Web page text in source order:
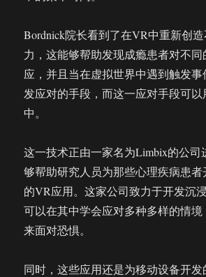
Bordnick院长看到了在VR中重新创
力，这能够帮助发现成瘾患者对不同
应，并且当在虚拟世界中遇到触发
发应对的手段，而这一应对手段可
中。
这一技术正由一家名为Limbix的公司
够帮助研究人员为那些心理疾病患
的VR应用。这家公司致力于开发沉
可以在其中学会应对多种多样的情
来面对恐惧。
同时，这些应用还是为移动设备开